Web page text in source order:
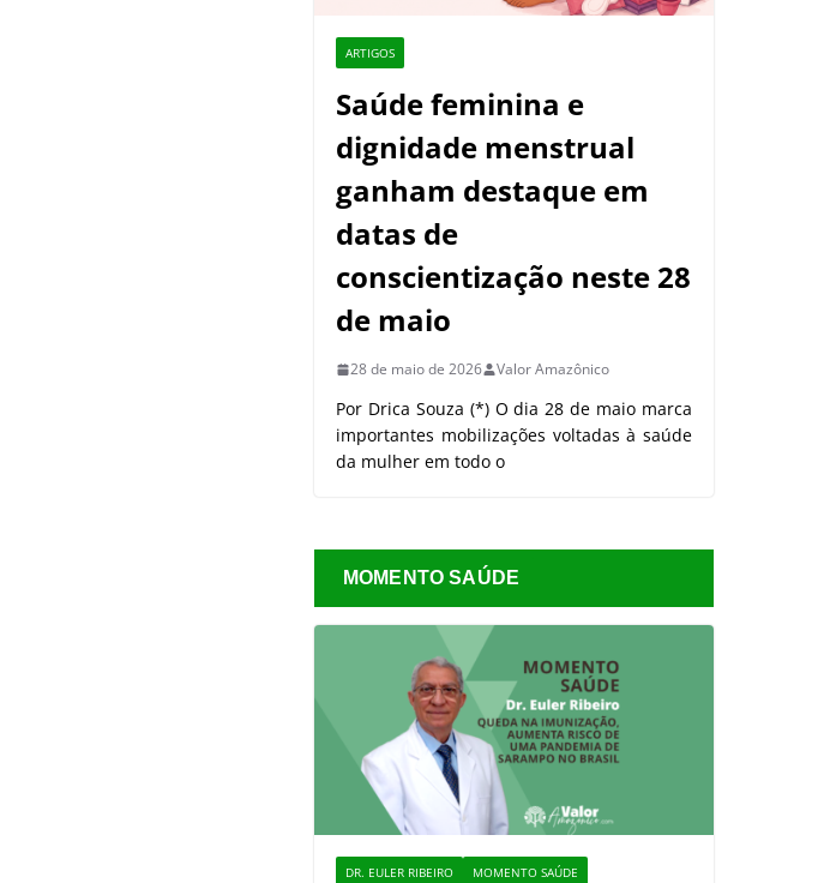
ARTIGOS
Saúde feminina e
dignidade menstrual
ganham destaque em
datas de
conscientização neste 28
de maio
28 de maio de 2026 Valor Amazônico
Por Drica Souza (*) O dia 28 de maio marca
importantes mobilizações voltadas à saúde
da mulher em todo o
MOMENTO SAÚDE
DR. EULER RIBEIRO MOMENTO SAÚDE